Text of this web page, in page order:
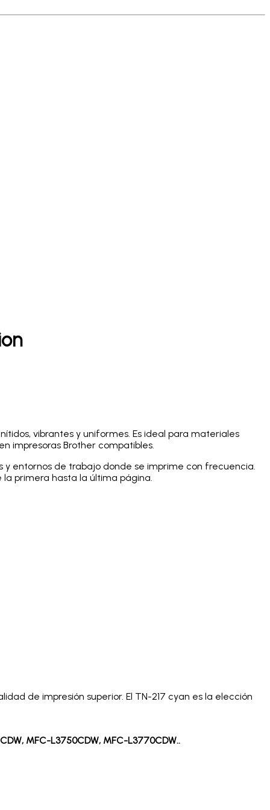
vibrantes y uniformes. Es ideal para materiales
impresoras Brother compatibles.
entornos de trabajo donde se imprime con frecuencia.
primera hasta la última página.
de impresión superior. El TN-217 cyan es la elección
MFC-L3750CDW, MFC-L3770CDW..